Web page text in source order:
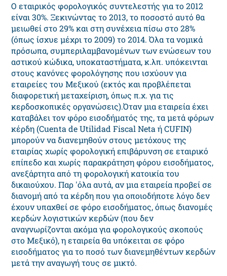
Ο εταιρικός φορολογικός συντελεστής για το 2012
είναι 30%. Ξεκινώντας το 2013, το ποσοστό αυτό θα
μειωθεί στο 29% και στη συνέχεια πίσω στο 28%
(όπως ίσχυε μέχρι το 2009) το 2014. Όλα τα νομικά
πρόσωπα, συμπεριλαμβανομένων των ενώσεων του
αστικού κώδικα, υποκαταστήματα, κ.λπ. υπόκεινται
στους κανόνες φορολόγησης που ισχύουν για
εταιρείες του Μεξικού (εκτός και προβλέπεται
διαφορετική μεταχείριση, όπως π.χ. για τις
κερδοσκοπικές οργανώσεις).Όταν μια εταιρεία έχει
καταβάλει τον φόρο εισοδήματός της, τα μετά φόρων
κέρδη (Cuenta de Utilidad Fiscal Neta ή CUFIN)
μπορούν να διανεμηθούν στους μετόχους της
εταιρίας χωρίς φορολογική επιβάρυνση σε εταιρικό
επίπεδο και χωρίς παρακράτηση φόρου εισοδήματος,
ανεξάρτητα από τη φορολογική κατοικία του
δικαιούχου. Παρ 'όλα αυτά, αν μια εταιρεία προβεί σε
διανομή από τα κέρδη που για οποιοδήποτε λόγο δεν
έχουν υπαχθεί σε φόρο εισοδήματος, όπως διανομές
κερδών λογιστικών κερδών (που δεν
αναγνωρίζονται ακόμα για φορολογικούς σκοπούς
στο Μεξικό), η εταιρεία θα υπόκειται σε φόρο
εισοδήματος για το ποσό των διανεμηθέντων κερδών
μετά την αναγωγή τους σε μικτό.